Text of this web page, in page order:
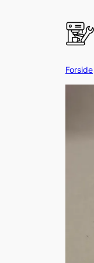
Forside